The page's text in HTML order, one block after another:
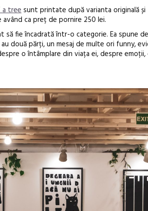
a treesunt printate după varianta originală și
ca preț de pornire 250 lei.
fie încadrată într-o categorie. Ea spune
două părți, un mesaj de multe ori funny,
o întâmplare din viața ei, despre